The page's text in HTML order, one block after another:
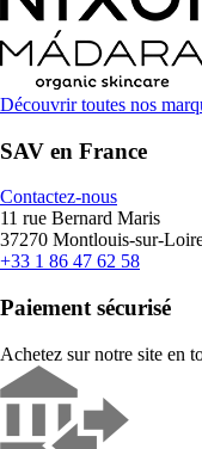
Découvrir toutes nos
SAV en France
Contactez-nous
11 rue Bernard Maris
37270 Montlouis-sur-
+33 1 86 47 62 58
Paiement sécurisé
Achetez sur notre site en